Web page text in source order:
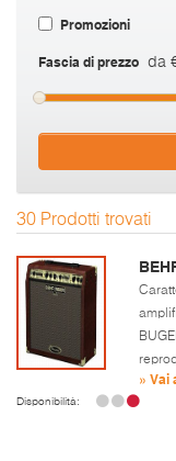
Promozioni
Fascia di prezzo da
30 Prodotti trovati
» Vai
Disponibilità: